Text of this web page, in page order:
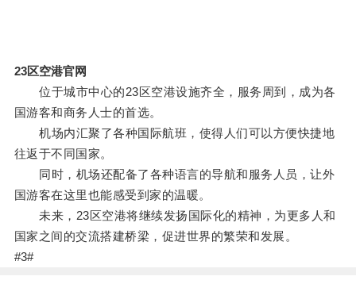
23区空港官网
位于城市中心的23区空港设施齐全，服务周到，成为各
国游客和商务人士的首选。
机场内汇聚了各种国际航班，使得人们可以方便快捷地
往返于不同国家。
同时，机场还配备了各种语言的导航和服务人员，让外
国游客在这里也能感受到家的温暖。
未来，23区空港将继续发扬国际化的精神，为更多人和
国家之间的交流搭建桥梁，促进世界的繁荣和发展。
#3#